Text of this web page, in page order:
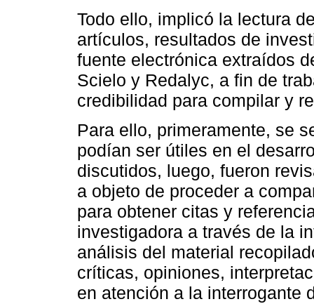
Todo ello, implicó la lectura
artículos, resultados de
fuente electrónica extraídos
Scielo y Redalyc, a fin de
credibilidad para compilar y
Para ello, primeramente, se
podían ser útiles en el
discutidos, luego, fueron
a objeto de proceder a
para obtener citas y
investigadora a través de la
análisis del material
críticas, opiniones,
en atención a la interrogante